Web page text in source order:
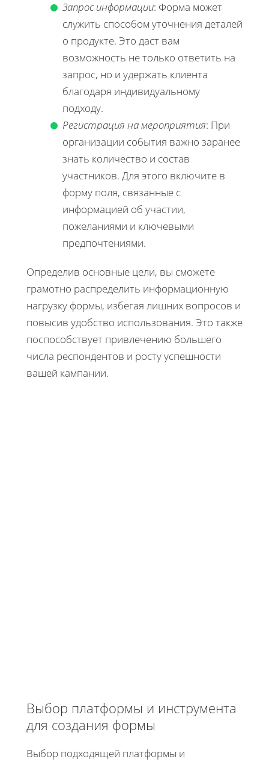
Запрос информации: Форма может
служить способом уточнения деталей
о продукте. Это даст вам
возможность не только ответить на
запрос, но и удержать клиента
благодаря индивидуальному
подходу.
Регистрация на мероприятия: При
организации события важно заранее
знать количество и состав
участников. Для этого включите в
форму поля, связанные с
информацией об участии,
пожеланиями и ключевыми
предпочтениями.
Определив основные цели, вы сможете
грамотно распределить информационную
нагрузку формы, избегая лишних вопросов и
повысив удобство использования. Это также
поспособствует привлечению большего
числа респондентов и росту успешности
вашей кампании.
Выбор платформы и инструмента
для создания формы
Выбор подходящей платформы и